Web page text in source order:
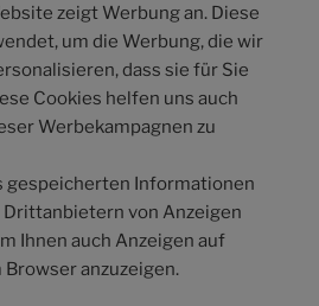
zeigt Werbung an. Diese
um die Werbung, die wir
dass sie für Sie
Cookies helfen uns auch
Werbekampagnen zu
gespeicherten Informationen
Drittanbietern von Anzeigen
Ihnen auch Anzeigen auf
anzuzeigen.